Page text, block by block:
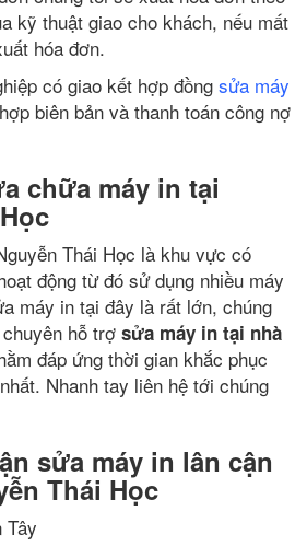
kỹ thuật giao cho khách, nếu mất
hóa đơn.
có giao kết hợp đồng sửa máy
biên bản và thanh toán công nợ
chữa máy in tại
Thái Học là khu vực có
động từ đó sử dụng nhiều máy
máy in tại đây là rất lớn, chúng
hỗ trợ sửa máy in tại nhà
đáp ứng thời gian khắc phục
Nhanh tay liên hệ tới chúng
sửa máy in lân cận
Thái Học
Tây